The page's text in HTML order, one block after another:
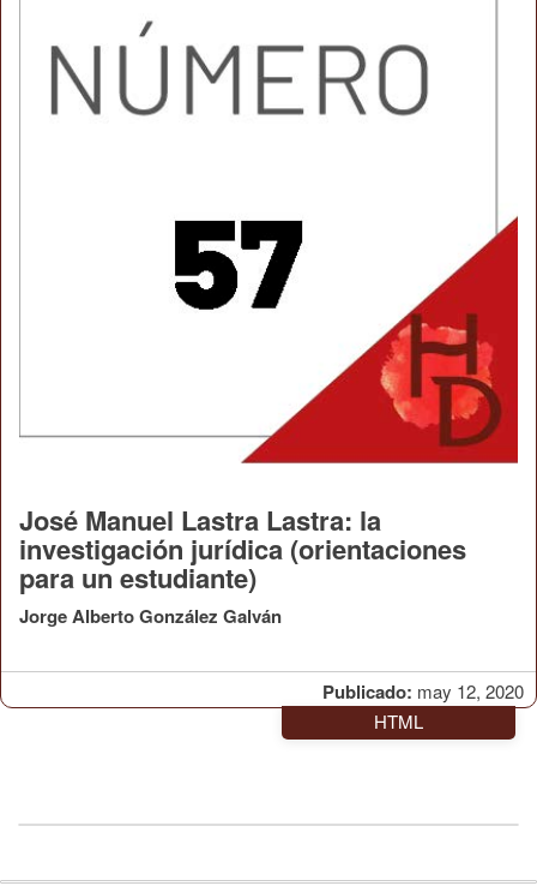
Publicado: may 12, 2020
José Manuel Lastra Lastra: la
investigación jurídica (orientaciones
para un estudiante)
Jorge Alberto González Galván
HTML